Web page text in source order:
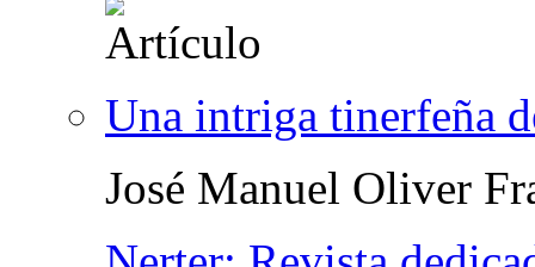
Una intriga tinerfeña
José Manuel Oliver